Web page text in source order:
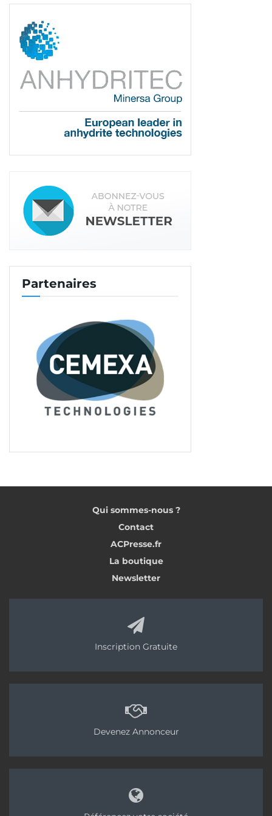
type de chantiers. »
équipée d’un panneau d’auto-diagnostics
automatiques Full-Check et d’un système de
refroidissement Fast/Flow.
Tags: Imer
Partenaires
Qui sommes-nous ?
Contact
ACPresse.fr
La boutique
Newsletter
Inscription Gratuite
Devenez Annonceur